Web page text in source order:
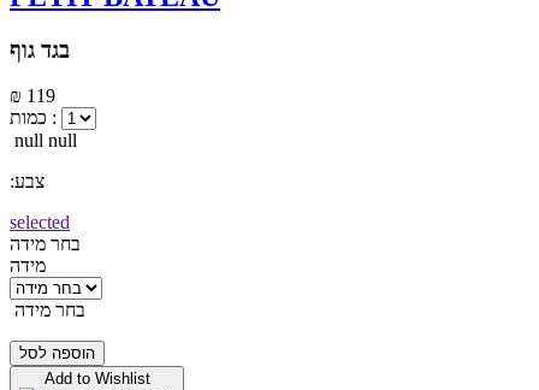
בגד גוף
₪ 119
כמות :
null null
:צבע
selected
בחר מידה
מידה
בחר מידה
הוספה לסל
Add to Wishlist